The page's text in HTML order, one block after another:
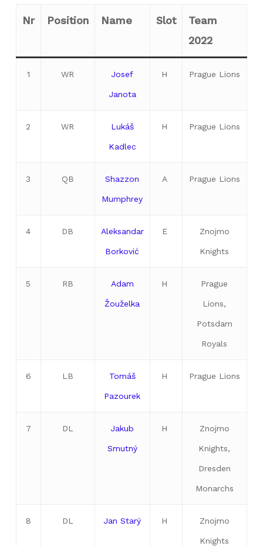
Nr Position Name Slot
Team
2022
1 WR Josef
Janota
H Prague Lions
2 WR Lukáš
Kadlec
H Prague Lions
3 QB Shazzon
Mumphrey
A Prague Lions
4 DB Aleksandar
Borković
E Znojmo
Knights
5 RB Adam
Žouželka
H Prague
Lions,
Potsdam
Royals
6 LB Tomáš
Pazourek
H Prague Lions
7 DL Jakub
Smutný
H Znojmo
Knights,
Dresden
Monarchs
8 DL Jan Starý H Znojmo
Knights